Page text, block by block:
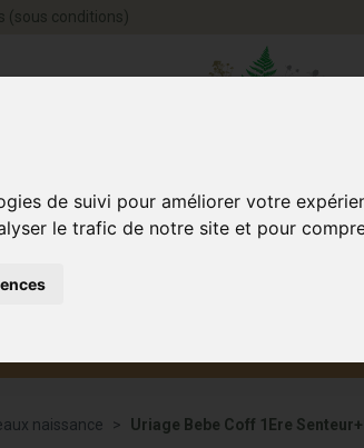
de suivi pour améliorer votre
le trafic de notre site et pour
(sous conditions)
naissance Uriage Bebe Coff 1Ere